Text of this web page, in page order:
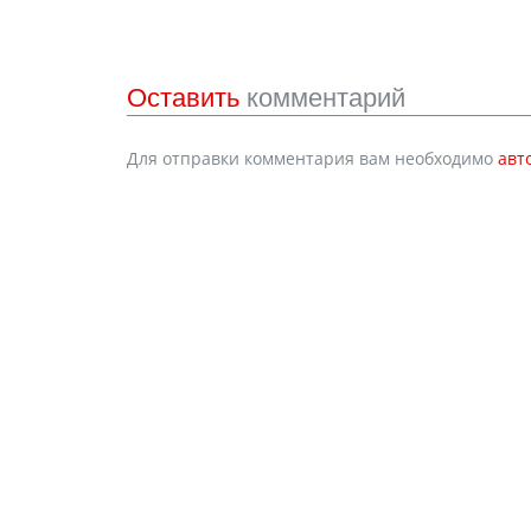
Оставить комментарий
Для отправки комментария вам необходимо